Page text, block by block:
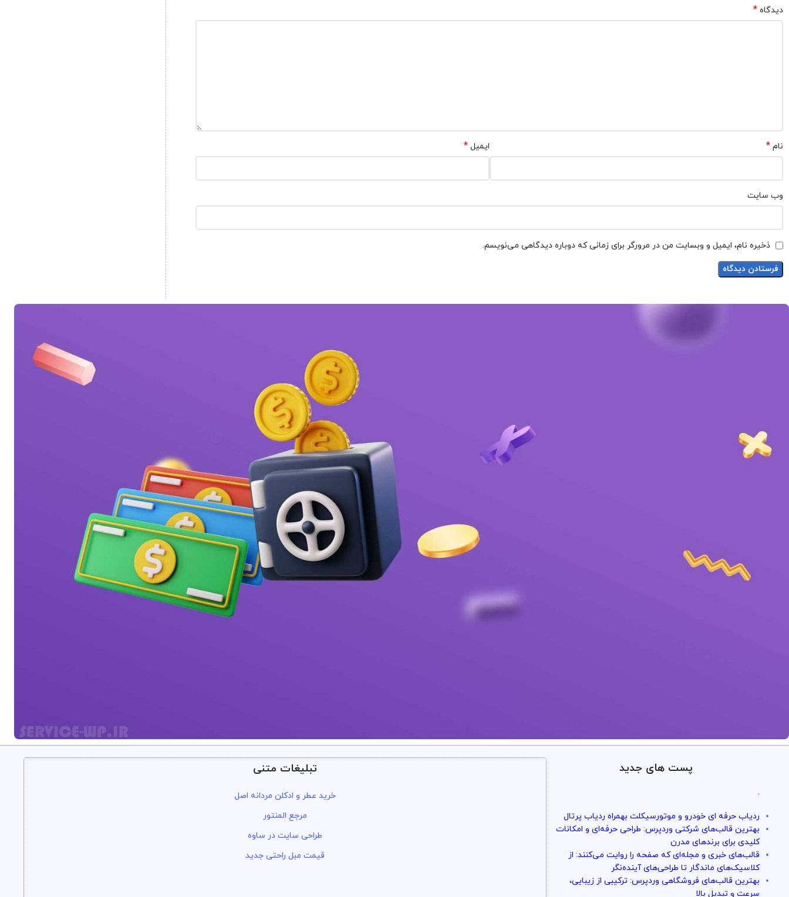
دیدگاه *
نام * ایمیل*
وب‌ سایت
ذخیره نام، ایمیل و وبسایت من در مرورگر برای زمانی که دوباره دیدگاهی می‌نویسم.
تو سرویس وردپرس همه چی تضمین بازگشت وجه داره
با خیال راحت میتونی از خدمات و سرویس ها استفاده کنی
پست های جدید
.
ردیاب حرفه ای خودرو و موتورسیکلت بهمراه ردیاب پرتال
بهترین قالب‌های شرکتی وردپرس: طراحی حرفه‌ای و امکانات
کلیدی برای برندهای مدرن
قالب‌های خبری و مجله‌ای که صفحه را روایت می‌کنند: از
کلاسیک‌های ماندگار تا طراحی‌های آینده‌نگر
بهترین قالب‌های فروشگاهی وردپرس: ترکیبی از زیبایی،
سرعت و تبدیل بالا
تبلیغات متنی
خرید عطر و ادکلن مردانه اصل
مرجع المنتور
طراحی سایت در ساوه
قیمت مبل راحتی جدید